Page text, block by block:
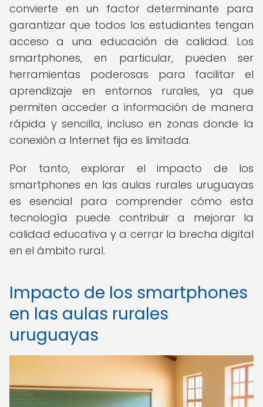
convierte en un factor determinante para
garantizar que todos los estudiantes tengan
acceso a una educación de calidad. Los
smartphones, en particular, pueden ser
herramientas poderosas para facilitar el
aprendizaje en entornos rurales, ya que
permiten acceder a información de manera
rápida y sencilla, incluso en zonas donde la
conexión a Internet fija es limitada.
Por tanto, explorar el impacto de los
smartphones en las aulas rurales uruguayas
es esencial para comprender cómo esta
tecnología puede contribuir a mejorar la
calidad educativa y a cerrar la brecha digital
en el ámbito rural.
Impacto de los smartphones
en las aulas rurales
uruguayas